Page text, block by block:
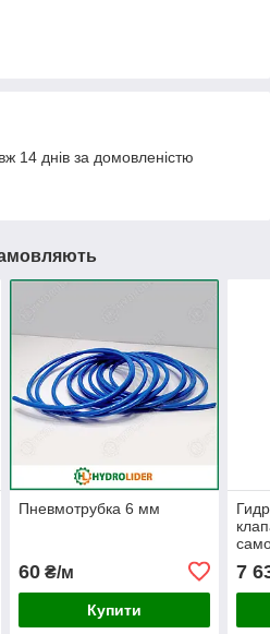
14 днів за домовленістю
Пневмотрубка 6 мм
60₴/м
Купити
7